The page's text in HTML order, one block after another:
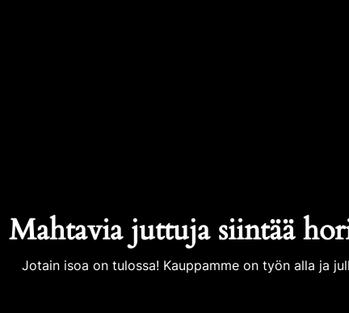
Mahtavia juttuja siintää
Jotain isoa on tulossa! Kauppamme on työn alla ja